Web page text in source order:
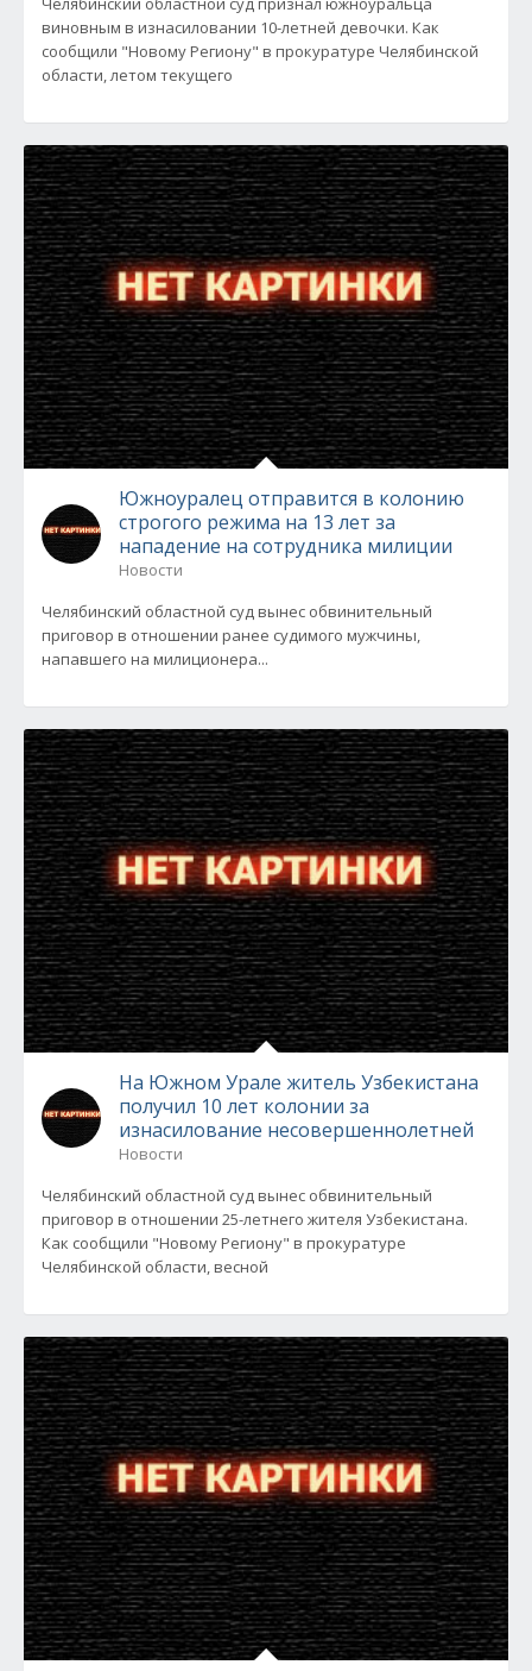
виновным в изнасиловании 10-летней девочки. Как
сообщили "Новому Региону" в прокуратуре Челябинской
области, летом текущего
Южноуралец отправится в колонию
строгого режима на 13 лет за
нападение на сотрудника милиции
Новости
Челябинский областной суд вынес обвинительный
приговор в отношении ранее судимого мужчины,
напавшего на милиционера...
На Южном Урале житель Узбекистана
получил 10 лет колонии за
изнасилование несовершеннолетней
Новости
Челябинский областной суд вынес обвинительный
приговор в отношении 25-летнего жителя Узбекистана.
Как сообщили "Новому Региону" в прокуратуре
Челябинской области, весной